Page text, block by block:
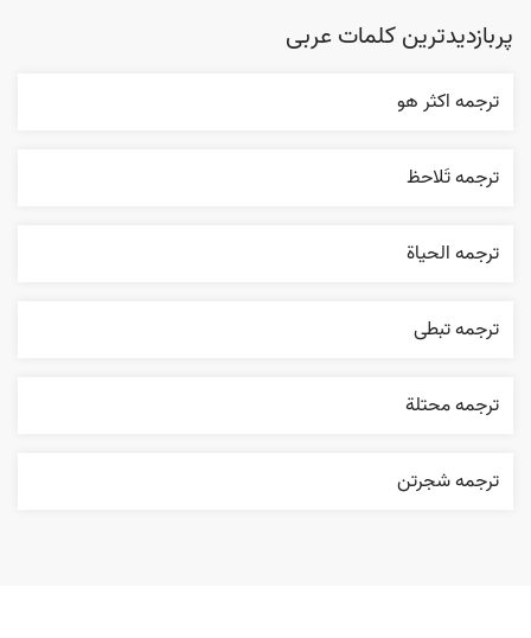
پربازدیدترین کلمات عربی
ترجمه اکثر هو
ترجمه تَلاحظ
ترجمه الحیاة
ترجمه تبطی
ترجمه محتلة
ترجمه شجرتن